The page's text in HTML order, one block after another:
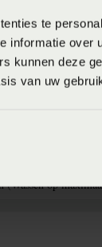
te
informatie
kunnen deze
van uw
(Wassen op